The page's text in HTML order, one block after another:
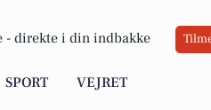
- direkte i din indbakke
SPORT VEJRET